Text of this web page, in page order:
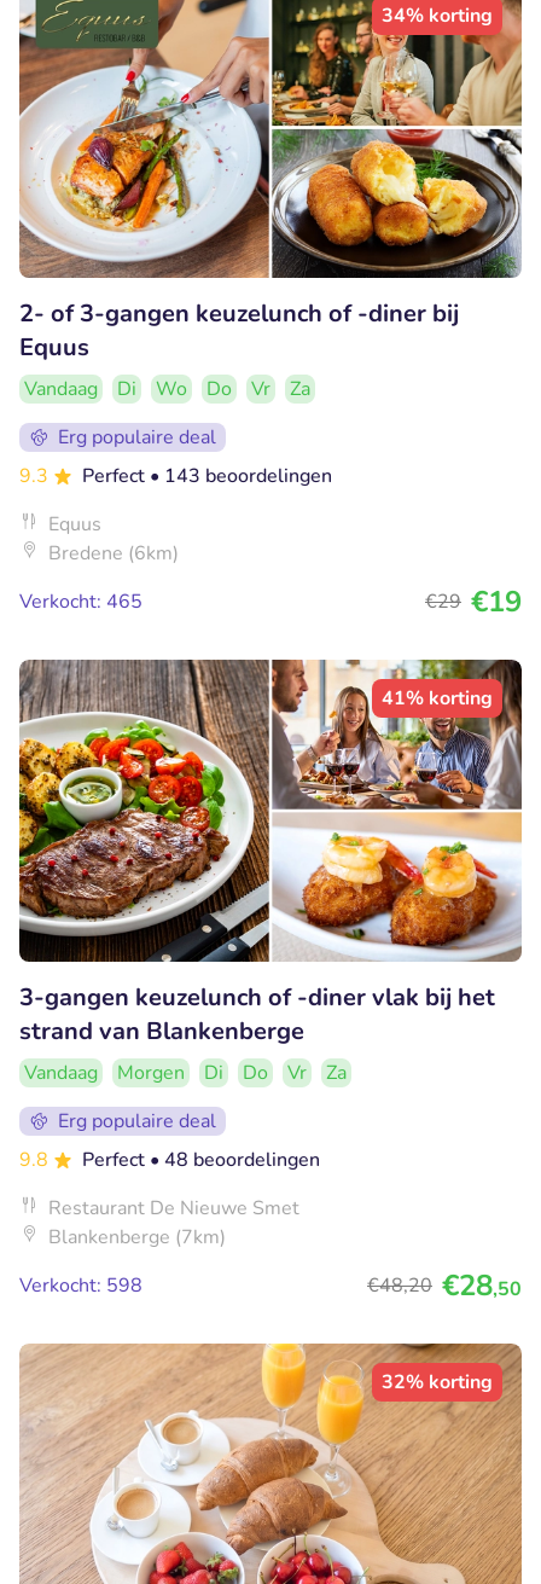
34% korting
2- of 3-gangen keuzelunch of -diner bij
Equus
Vandaag Di Wo Do Vr
Za
Erg populaire deal
9.3
Perfect • 143 beoordelingen
Equus
Bredene (6km)
Verkocht: 465
€29 €19
41% korting
3-gangen keuzelunch of -diner vlak bij het
strand van Blankenberge
Vandaag Morgen Di Do Vr
Za
Erg populaire deal
9.8
Perfect • 48 beoordelingen
Restaurant De Nieuwe Smet
Blankenberge (7km)
Verkocht: 598
€48,20 €28,50
32% korting